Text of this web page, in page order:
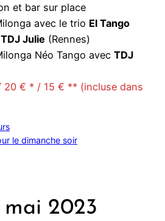
et bar sur place
avec le trio El Tango
TDJ Julie (Rennes)
Néo Tango avec TDJ
20 € * / 15 € ** (incluse dans
le dimanche soir
2023